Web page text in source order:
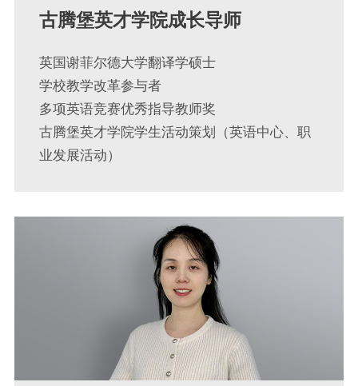
古腾堡英才学院成长导师
英国谢菲尔德大学翻译学硕士
学校教学改革参与者
多项英语竞赛优秀指导教师奖
古腾堡英才学院学生活动策划（英语中心、职
业发展活动）